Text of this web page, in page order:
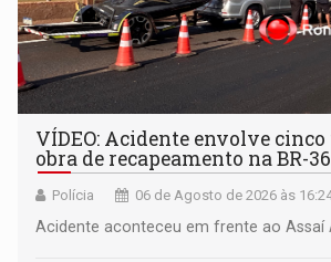
VÍDEO: Acidente envolve
obra de recapeamento na BR-
Polícia 06 de Agosto de 2026 às
Acidente aconteceu em frente ao Assaí